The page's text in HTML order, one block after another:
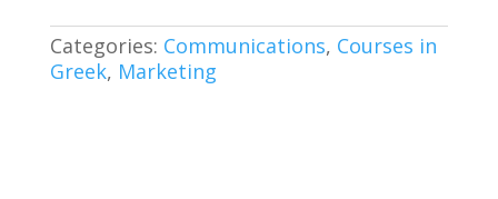
Categories: Communications, Courses in
Greek, Marketing